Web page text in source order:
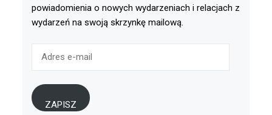
powiadomienia o nowych wydarzeniach i relacjach z
wydarzeń na swoją skrzynkę mailową.
ZAPISZ